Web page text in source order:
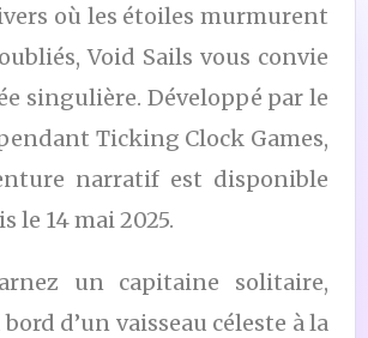
où les étoiles murmurent
Void Sails vous convie
singulière. Développé par le
Ticking Clock Games,
narratif est disponible
le 14 mai 2025.
un capitaine solitaire,
d’un vaisseau céleste à la